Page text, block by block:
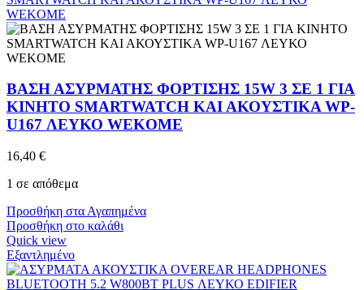
ΒΑΣΗ ΑΣΥΡΜΑΤΗΣ ΦΟΡΤΙΣΗΣ 15W 3 ΣΕ 1 ΓΙΑ
ΚΙΝΗΤΟ SMARTWATCH ΚΑΙ ΑΚΟΥΣΤΙΚΑ WP-
U167 ΛΕΥΚΟ WEKOME
16,40 €
1 σε απόθεμα
Προσθήκη στα Αγαπημένα
Προσθήκη στο καλάθι
Quick view
Εξαντλημένο